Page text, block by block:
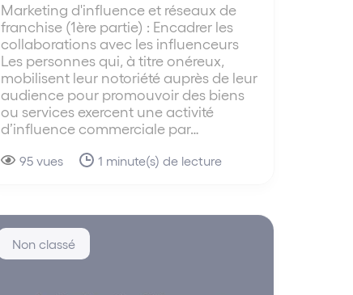
Marketing d'influence et réseaux de
franchise (1ère partie) : Encadrer les
collaborations avec les influenceurs
Les personnes qui, à titre onéreux,
mobilisent leur notoriété auprès de leur
audience pour promouvoir des biens
ou services exercent une activité
d’influence commerciale par…
95 vues 1 minute(s) de lecture
Non classé